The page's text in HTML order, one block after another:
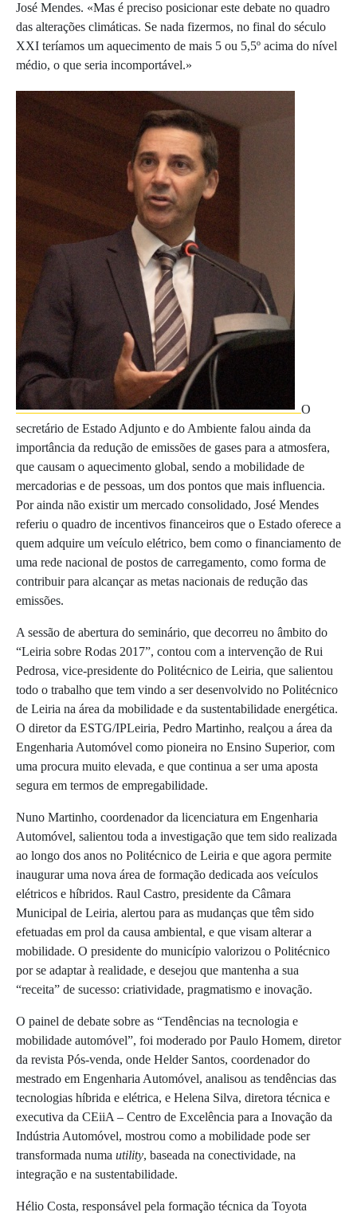
José Mendes. «Mas é preciso posicionar este debate no quadro
das alterações climáticas. Se nada fizermos, no final do século
XXI teríamos um aquecimento de mais 5 ou 5,5º acima do nível
médio, o que seria incomportável.»
O
secretário de Estado Adjunto e do Ambiente falou ainda da
importância da redução de emissões de gases para a atmosfera,
que causam o aquecimento global, sendo a mobilidade de
mercadorias e de pessoas, um dos pontos que mais influencia.
Por ainda não existir um mercado consolidado, José Mendes
referiu o quadro de incentivos financeiros que o Estado oferece a
quem adquire um veículo elétrico, bem como o financiamento de
uma rede nacional de postos de carregamento, como forma de
contribuir para alcançar as metas nacionais de redução das
emissões.
A sessão de abertura do seminário, que decorreu no âmbito do
“Leiria sobre Rodas 2017”, contou com a intervenção de Rui
Pedrosa, vice-presidente do Politécnico de Leiria, que salientou
todo o trabalho que tem vindo a ser desenvolvido no Politécnico
de Leiria na área da mobilidade e da sustentabilidade energética.
O diretor da ESTG/IPLeiria, Pedro Martinho, realçou a área da
Engenharia Automóvel como pioneira no Ensino Superior, com
uma procura muito elevada, e que continua a ser uma aposta
segura em termos de empregabilidade.
Nuno Martinho, coordenador da licenciatura em Engenharia
Automóvel, salientou toda a investigação que tem sido realizada
ao longo dos anos no Politécnico de Leiria e que agora permite
inaugurar uma nova área de formação dedicada aos veículos
elétricos e híbridos. Raul Castro, presidente da Câmara
Municipal de Leiria, alertou para as mudanças que têm sido
efetuadas em prol da causa ambiental, e que visam alterar a
mobilidade. O presidente do município valorizou o Politécnico
por se adaptar à realidade, e desejou que mantenha a sua
“receita” de sucesso: criatividade, pragmatismo e inovação.
O painel de debate sobre as “Tendências na tecnologia e
mobilidade automóvel”, foi moderado por Paulo Homem, diretor
da revista Pós-venda, onde Helder Santos, coordenador do
mestrado em Engenharia Automóvel, analisou as tendências das
tecnologias híbrida e elétrica, e Helena Silva, diretora técnica e
executiva da CEiiA – Centro de Excelência para a Inovação da
Indústria Automóvel, mostrou como a mobilidade pode ser
transformada numa utility, baseada na conectividade, na
integração e na sustentabilidade.
Hélio Costa, responsável pela formação técnica da Toyota